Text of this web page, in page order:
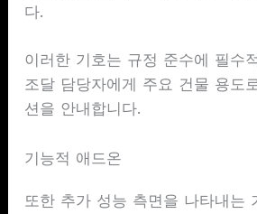
다.
이러한 기호는 규정 준수에 필수
조달 담당자에게 주요 건물 용도
션을 안내합니다.
기능적 애드온
또한 추가 성능 측면을 나타내는